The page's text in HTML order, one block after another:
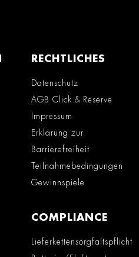
RECHTLICHES
Datenschutz
AGB Click & Reserve
Impressum
Erklärung zur
Barrierefreiheit
Teilnahmebedingungen
Gewinnspiele
COMPLIANCE
Lieferkettensorgfaltspflicht